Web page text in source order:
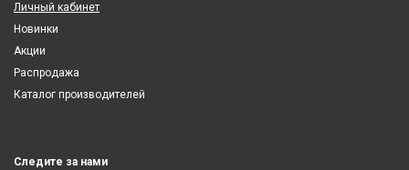
Личный кабинет
Новинки
Акции
Распродажа
Каталог производителей
Следите за нами